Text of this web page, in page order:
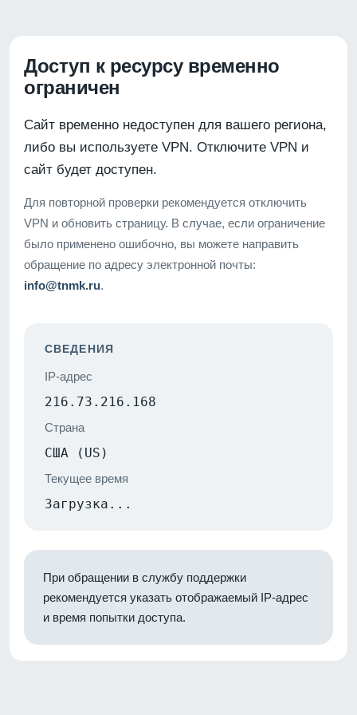
Доступ к ресурсу временно
ограничен
Сайт временно недоступен для вашего региона,
либо вы используете VPN. Отключите VPN и
сайт будет доступен.
Для повторной проверки рекомендуется отключить
VPN и обновить страницу. В случае, если ограничение
было применено ошибочно, вы можете направить
обращение по адресу электронной почты:
info@tnmk.ru.
СВЕДЕНИЯ
IP-адрес
216.73.216.168
Страна
США (US)
Текущее время
Загрузка...
При обращении в службу поддержки
рекомендуется указать отображаемый IP-адрес
и время попытки доступа.